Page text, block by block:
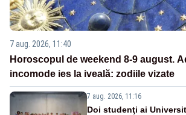
7 aug. 2026, 11:40
Horoscopul de weekend 8-9 august.
incomode ies la iveală: zodiile vizate
7 aug. 2026, 11:16
Doi studenţi ai